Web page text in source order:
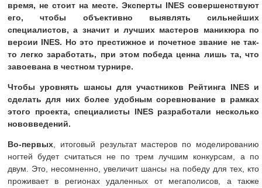
время, не стоит на месте. Эксперты INES совершенствуют
его, чтобы объективно выявлять сильнейших
специалистов, а значит и лучших мастеров маникюра по
версии INES. Но это престижное и почетное звание не так-
то легко заработать, при этом победа ценна лишь та, что
завоевана в честном турнире.
Чтобы уровнять шансы для участников Рейтинга INES и
сделать для них более удобным соревнование в рамках
этого проекта, специалисты INES разработали несколько
нововведений.
Во-первых , итоговый результат мастеров по моделированию
ногтей будет считаться не по трем лучшим конкурсам, а по
двум. Это, несомненно, увеличит шансы на победу для тех, кто
проживает в регионах удаленных от мегаполисов, а также